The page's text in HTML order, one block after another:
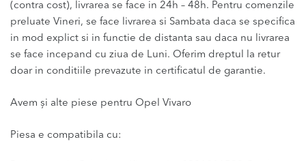
(contra cost), livrarea se face in 24h – 48h. Pentru comenzile
preluate Vineri, se face livrarea si Sambata daca se specifica
in mod explict si in functie de distanta sau daca nu livrarea
se face incepand cu ziua de Luni. Oferim dreptul la retur
doar in conditiile prevazute in certificatul de garantie.
Avem și alte piese pentru Opel Vivaro
Piesa e compatibila cu: